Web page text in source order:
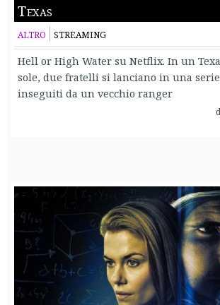
Texas
ALTRO STREAMING
Hell or High Water su Netflix. In un
sole, due fratelli si lanciano in una
inseguiti da un vecchio ranger